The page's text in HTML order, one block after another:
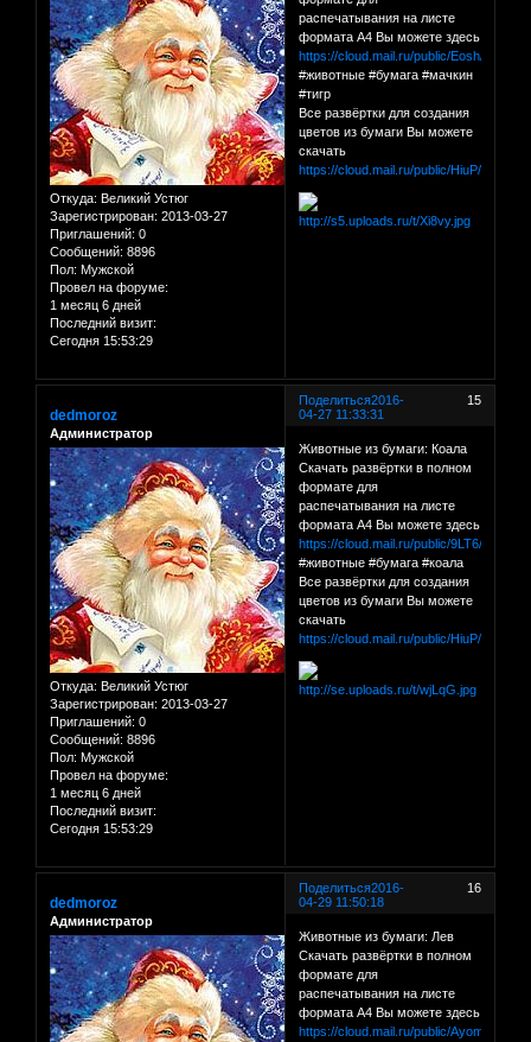
Откуда: Великий Устюг
Зарегистрирован: 2013-03-27
Приглашений: 0
Сообщений: 8896
Пол: Мужской
Провел на форуме:
1 месяц 6 дней
Последний визит:
Сегодня 15:53:29
распечатывания на листе
формата А4 Вы можете здесь
https://cloud.mail.ru/public/Eosh/
#животные #бумага #мачкин
#тигр
Все развёртки для создания
цветов из бумаги Вы можете
скачать
https://cloud.mail.ru/public/HiuP/
Поделиться 15
2016-
04-27 11:33:31
dedmoroz
Администратор
Откуда: Великий Устюг
Зарегистрирован: 2013-03-27
Приглашений: 0
Сообщений: 8896
Пол: Мужской
Провел на форуме:
1 месяц 6 дней
Последний визит:
Сегодня 15:53:29
Животные из бумаги: Коала
Скачать развёртки в полном
формате для
распечатывания на листе
формата А4 Вы можете здесь
https://cloud.mail.ru/public/9LT6/
#животные #бумага #коала
Все развёртки для создания
цветов из бумаги Вы можете
скачать
https://cloud.mail.ru/public/HiuP/
Поделиться 16
2016-
04-29 11:50:18
dedmoroz
Администратор
Животные из бумаги: Лев
Скачать развёртки в полном
формате для
распечатывания на листе
формата А4 Вы можете здесь
https://cloud.mail.ru/public/Ayom/